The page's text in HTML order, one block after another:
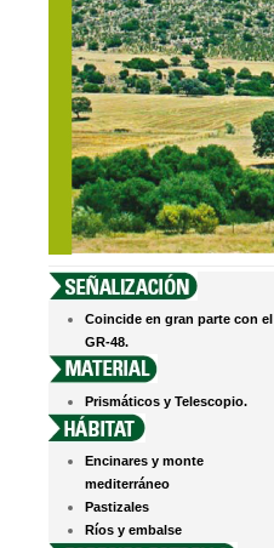
Coincide en gran parte con el
GR-48.
Prismáticos y Telescopio.
Encinares y monte
mediterráneo
Pastizales
Ríos y embalse